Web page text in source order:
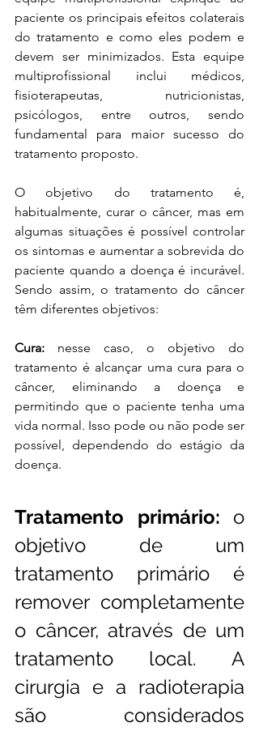
paciente os principais efeitos colaterais
do tratamento e como eles podem e
devem ser minimizados. Esta equipe
multiprofissional inclui médicos,
fisioterapeutas, nutricionistas,
psicólogos, entre outros, sendo
fundamental para maior sucesso do
tratamento proposto.
O objetivo do tratamento é,
habitualmente, curar o câncer, mas em
algumas situações é possível controlar
os sintomas e aumentar a sobrevida do
paciente quando a doença é incurável.
Sendo assim, o tratamento do câncer
têm diferentes objetivos:
Cura: nesse caso, o objetivo do
tratamento é alcançar uma cura para o
câncer, eliminando a doença e
permitindo que o paciente tenha uma
vida normal. Isso pode ou não pode ser
possível, dependendo do estágio da
doença.
Tratamento primário: o
objetivo de um
tratamento primário é
remover completamente
o câncer, através de um
tratamento local. A
cirurgia e a radioterapia
são considerados